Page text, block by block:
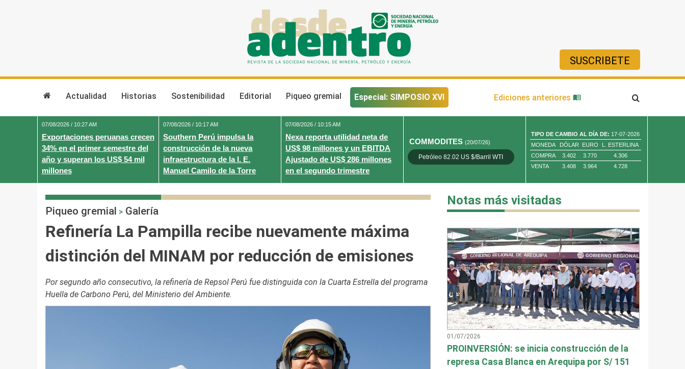
SUSCRIBETE
Actualidad Historias Sostenibilidad Editorial Piqueo gremial Especial: SIMPOSIO XVI Ediciones anteriores
07/08/2026 / 10:27 AM
Exportaciones peruanas crecen
34% en el primer semestre del
año y superan los US$ 54 mil
millones
07/08/2026 / 10:17 AM
Southern Perú impulsa la
construcción de la nueva
infraestructura de la I. E.
Manuel Camilo de la Torre
07/08/2026 / 10:15 AM
Nexa reporta utilidad neta de
US$ 98 millones y un EBITDA
Ajustado de US$ 286 millones
en el segundo trimestre
COMMODITES(20/07/26)
Petróleo 82.02 US $/Barril WTI Oro 4,010.80 US $/ Oz. Tr.
TIPO DE CAMBIO AL DÍA DE: 17-07-2026
MONEDA
DÓLAR EURO
L. ESTERLINA
COMPRA
3.402 3.770
4.306
VENTA
3.408 3.964 4.728
Piqueo gremial > Galería
Refinería La Pampilla recibe nuevamente máxima
distinción del MINAM por reducción de emisiones
Por segundo año consecutivo, la refinería de Repsol Perú fue distinguida con la Cuarta Estrella del programa
Huella de Carbono Perú, del Ministerio del Ambiente.
Notas más visitadas
01/07/2026
PROINVERSIÓN: se inicia construcción de la
represa Casa Blanca en Arequipa por S/ 151